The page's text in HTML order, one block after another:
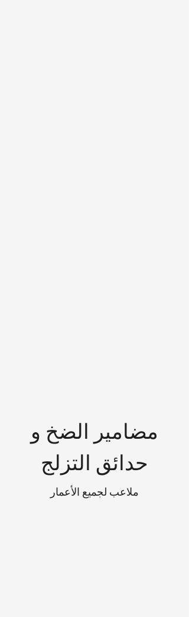
مضامير الضخ و
حدائق التزلج
ملاعب لجميع الأعمار